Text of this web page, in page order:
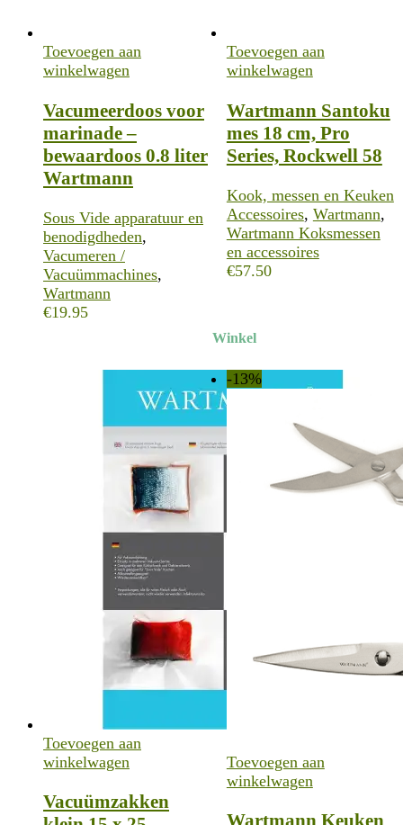
Toevoegen aan
winkelwagen
Vacumeerdoos voor
marinade –
bewaardoos 0.8 liter
Wartmann
Sous Vide apparatuur en
benodigdheden,
Vacumeren /
Vacuümmachines,
Wartmann
€19.95
Toevoegen aan
winkelwagen
Wartmann Santoku
mes 18 cm, Pro
Series, Rockwell 58
Kook, messen en Keuken
Accessoires, Wartmann,
Wartmann Koksmessen
en accessoires
€57.50
Toevoegen aan
winkelwagen
Vacuümzakken
-13%
Toevoegen aan
winkelwagen
Winkel